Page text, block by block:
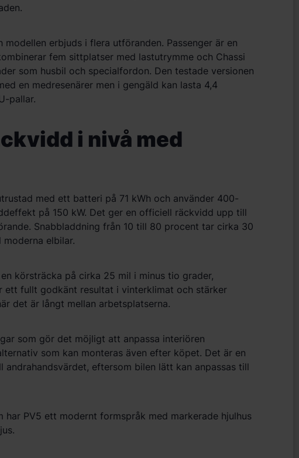
modellen erbjuds i flera utföranden. Passenger är en
fem sittplatser med lastutrymme och Chassi
som husbil och specialfordon. Den testade versionen
en medresenärer men i gengäld kan lasta 4,4
pallar.
ckvidd i nivå med
med ett batteri på 71 kWh och använder 400-
på 150 kW. Det ger en officiell räckvidd upp till
Snabbladdning från 10 till 80 procent tar cirka 30
elbilar.
körsträcka på cirka 25 mil i minus tio grader,
ett fullt godkänt resultat i vinterklimat och stärker
det är långt mellan arbetsplatserna.
som gör det möjligt att anpassa interiören
som kan monteras även efter köpet. Det är en
eftersom bilen lätt kan anpassas till
har PV5 ett modernt formspråk med markerade hjulhus